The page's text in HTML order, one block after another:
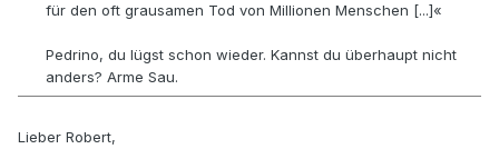
für den oft grausamen Tod von Millionen Menschen [...]«
Pedrino, du lügst schon wieder. Kannst du überhaupt nicht
anders? Arme Sau.
Lieber Robert,